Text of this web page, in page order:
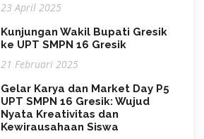
23 April 2025
Kunjungan Wakil Bupati Gresik
ke UPT SMPN 16 Gresik
21 Februari 2025
Gelar Karya dan Market Day P5
UPT SMPN 16 Gresik: Wujud
Nyata Kreativitas dan
Kewirausahaan Siswa